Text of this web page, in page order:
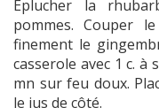
Eplucher la
pommes. Couper
finement le
casserole avec 1 c. à
mn sur feu doux.
le jus de côté.